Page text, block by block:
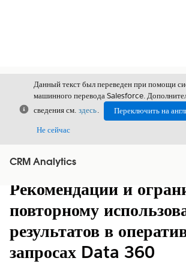
Закрыть
Данный текст был переведен при помощи
машинного перевода Salesforce.
сведения см. здесь.
Переключить на
Не сейчас
CRM AnalyticsПоказать содержание
Содержание
Рекомендации и
повторному
результатов в
запросах Data 360